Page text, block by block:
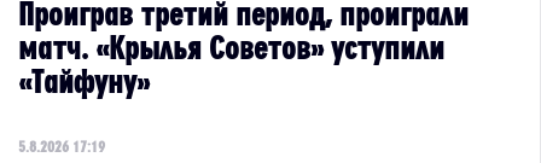
Проиграв третий период, проиграли
матч. «Крылья Советов» уступили
«Тайфуну»
5.8.2026 17:19